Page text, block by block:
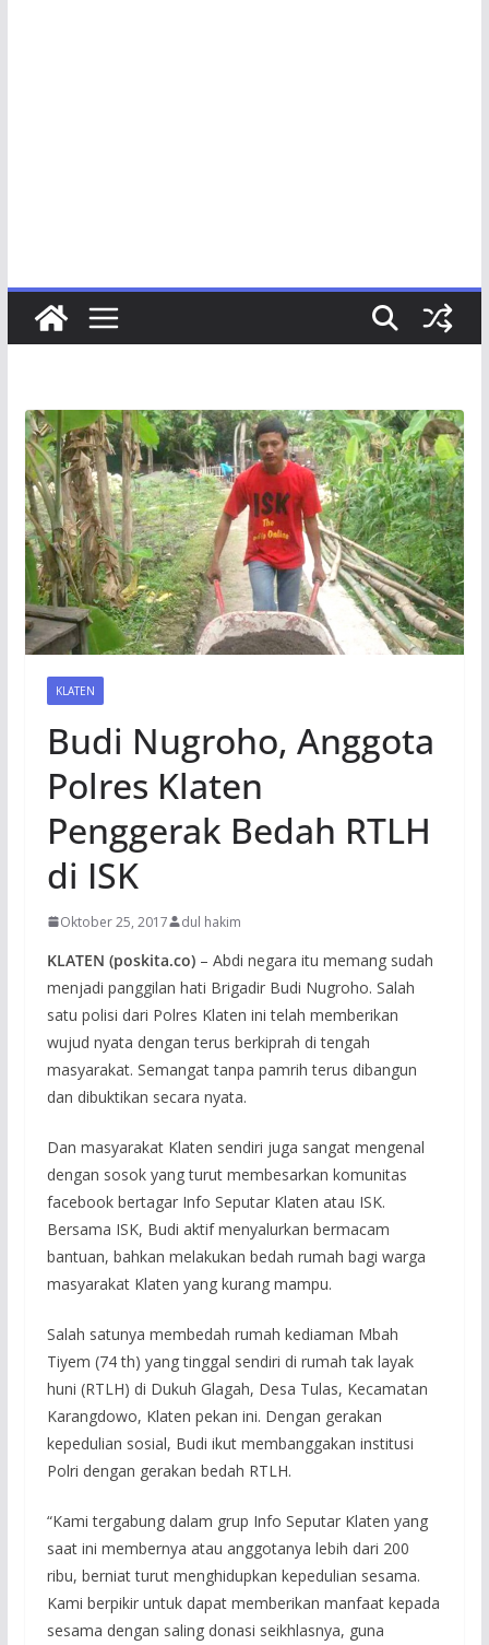
KLATEN
Budi Nugroho, Anggota
Polres Klaten
Penggerak Bedah RTLH
di ISK
Oktober 25, 2017 dul hakim
KLATEN (poskita.co)– Abdi negara itu memang sudah
menjadi panggilan hati Brigadir Budi Nugroho. Salah
satu polisi dari Polres Klaten ini telah memberikan
wujud nyata dengan terus berkiprah di tengah
masyarakat. Semangat tanpa pamrih terus dibangun
dan dibuktikan secara nyata.
Dan masyarakat Klaten sendiri juga sangat mengenal
dengan sosok yang turut membesarkan komunitas
facebook bertagar Info Seputar Klaten atau ISK.
Bersama ISK, Budi aktif menyalurkan bermacam
bantuan, bahkan melakukan bedah rumah bagi warga
masyarakat Klaten yang kurang mampu.
Salah satunya membedah rumah kediaman Mbah
Tiyem (74 th) yang tinggal sendiri di rumah tak layak
huni (RTLH) di Dukuh Glagah, Desa Tulas, Kecamatan
Karangdowo, Klaten pekan ini. Dengan gerakan
kepedulian sosial, Budi ikut membanggakan institusi
Polri dengan gerakan bedah RTLH.
“Kami tergabung dalam grup Info Seputar Klaten yang
saat ini membernya atau anggotanya lebih dari 200
ribu, berniat turut menghidupkan kepedulian sesama.
Kami berpikir untuk dapat memberikan manfaat kepada
sesama dengan saling donasi seikhlasnya, guna